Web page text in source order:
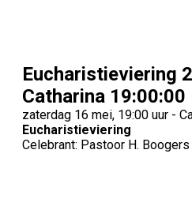
Eucharistieviering
Catharina 19:00:00
zaterdag 16 mei, 19:00 uur -
Eucharistieviering
Celebrant: Pastoor H. Boogers